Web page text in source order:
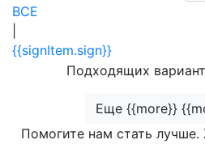
ВСЕ
{{signItem.sign}}
Подходящих
Еще {{more}}
Помогите нам стать